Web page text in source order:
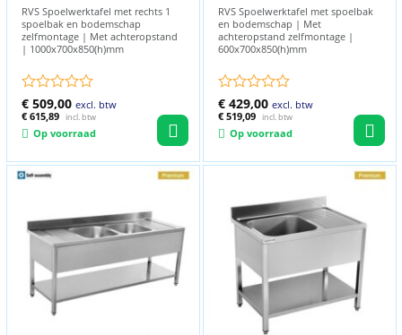
RVS Spoelwerktafel met rechts 1
spoelbak en bodemschap
zelfmontage | Met achteropstand
| 1000x700x850(h)mm
Gewaardeerd
0
uit
€509,00 excl. btw
€615,89 incl. btw
Op voorraad
RVS Spoelwerktafel met spoelbak
en bodemschap | Met
achteropstand zelfmontage |
600x700x850(h)mm
Gewaardeerd
0
uit
€429,00 excl. btw
€519,09 incl. btw
Op voorraad